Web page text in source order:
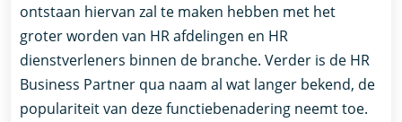
ontstaan hiervan zal te maken hebben met het
groter worden van HR afdelingen en HR
dienstverleners binnen de branche. Verder is de HR
Business Partner qua naam al wat langer bekend, de
populariteit van deze functiebenadering neemt toe.